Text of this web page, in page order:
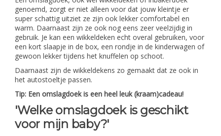
genoemd, zorgt er niet alleen voor dat jouw kleintje er
super schattig uitziet ze zijn ook lekker comfortabel en
warm. Daarnaast zijn ze ook nog eens zeer veelzijdig in
gebruik. Je kan een wikkeldeken echt overal gebruiken, voor
een kort slaapje in de box, een rondje in de kinderwagen of
gewoon lekker tijdens het knuffelen op schoot.
Daarnaast zijn de wikkeldekens zo gemaakt dat ze ook in
het autostoeltje passen.
Tip: Een omslagdoek is een heel leuk (kraam)cadeau!
'Welke omslagdoek is geschikt
voor mijn baby?'